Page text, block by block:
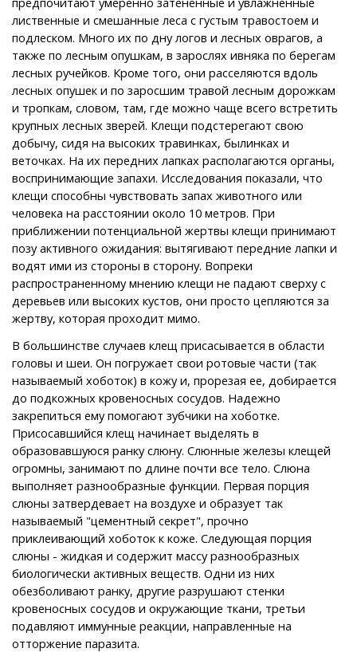
лиственные и смешанные леса с густым травостоем и
подлеском. Много их по дну логов и лесных оврагов, а
также по лесным опушкам, в зарослях ивняка по берегам
лесных ручейков. Кроме того, они расселяются вдоль
лесных опушек и по заросшим травой лесным дорожкам
и тропкам, словом, там, где можно чаще всего встретить
крупных лесных зверей. Клещи подстерегают свою
добычу, сидя на высоких травинках, былинках и
веточках. На их передних лапках располагаются органы,
воспринимающие запахи. Исследования показали, что
клещи способны чувствовать запах животного или
человека на расстоянии около 10 метров. При
приближении потенциальной жертвы клещи принимают
позу активного ожидания: вытягивают передние лапки и
водят ими из стороны в сторону. Вопреки
распространенному мнению клещи не падают сверху с
деревьев или высоких кустов, они просто цепляются за
жертву, которая проходит мимо.
В большинстве случаев клещ присасывается в области
головы и шеи. Он погружает свои ротовые части (так
называемый хоботок) в кожу и, прорезая ее, добирается
до подкожных кровеносных сосудов. Надежно
закрепиться ему помогают зубчики на хоботке.
Присосавшийся клещ начинает выделять в
образовавшуюся ранку слюну. Слюнные железы клещей
огромны, занимают по длине почти все тело. Слюна
выполняет разнообразные функции. Первая порция
слюны затвердевает на воздухе и образует так
называемый "цементный секрет", прочно
приклеивающий хоботок к коже. Следующая порция
слюны - жидкая и содержит массу разнообразных
биологически активных веществ. Одни из них
обезболивают ранку, другие разрушают стенки
кровеносных сосудов и окружающие ткани, третьи
подавляют иммунные реакции, направленные на
отторжение паразита.